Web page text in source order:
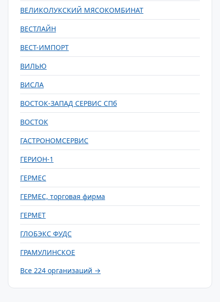
ВЕЛИКОЛУКСКИЙ МЯСОКОМБИНАТ
ВЕСТЛАЙН
ВЕСТ-ИМПОРТ
ВИЛЬЮ
ВИСЛА
ВОСТОК-ЗАПАД СЕРВИС СПб
ВОСТОК
ГАСТРОНОМСЕРВИС
ГЕРИОН-1
ГЕРМЕС
ГЕРМЕС, торговая фирма
ГЕРМЕТ
ГЛОБЭКС ФУДС
ГРАМУЛИНСКОЕ
Все 224 организаций →